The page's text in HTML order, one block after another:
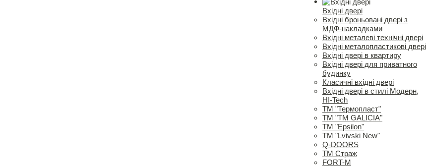
Вхідні двері
Вхідні броньовані двері з
МДФ-накладками
Вхідні металеві технічні двері
Вхідні металопластикові двері
Вхідні двері в квартиру
Вхідні двері для приватного
будинку
Класичні вхідні двері
Вхідні двері в стилі Модерн,
HI-Tech
TM "Термопласт"
TM "ТМ GALICIA"
ТМ "Epsilon"
ТМ "Lvivski New"
Q-DOORS
ТМ Страж
FORT-M